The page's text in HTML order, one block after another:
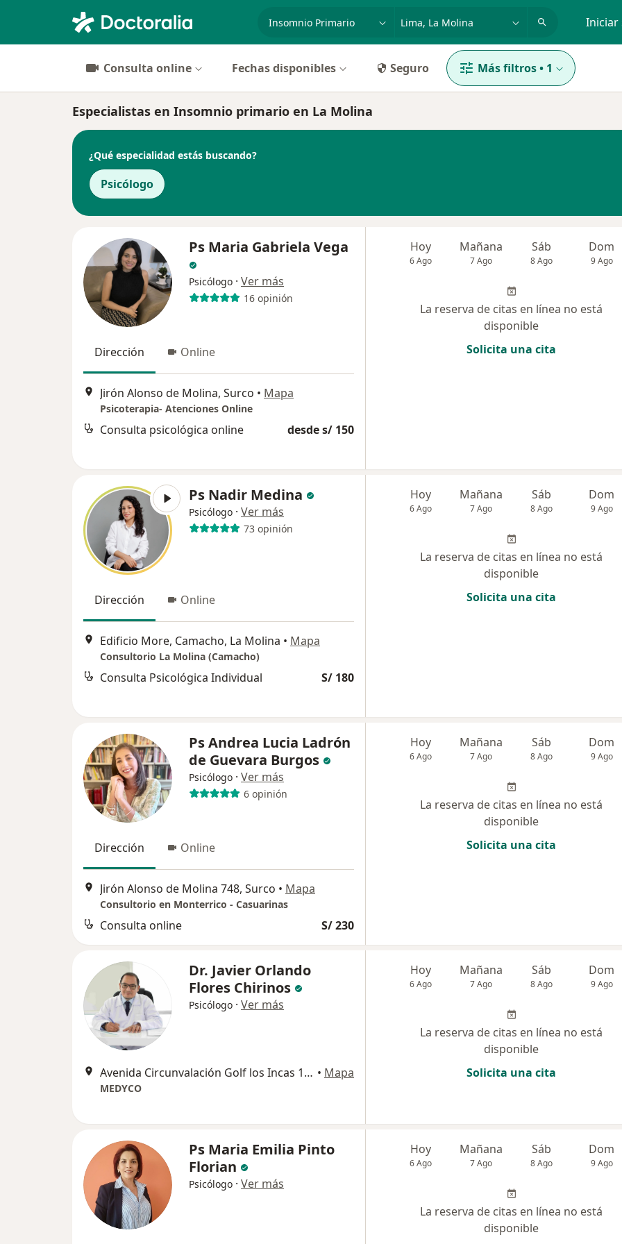
Iniciar
Consulta online Fechas disponibles Seguro Más filtros• 1
Especialistas en Insomnio primario en La Molina
¿Qué especialidad estás buscando?
Psicólogo
Ps Maria Gabriela Vega
Psicólogo · Ver más
16 opinión
Dirección Online
Jirón Alonso de Molina, Surco • Mapa
Psicoterapia- Atenciones Online
Consulta psicológica online desde s/ 150
Hoy
6 Ago
Mañana
7 Ago
Sáb
8 Ago
Dom
9 Ago
La reserva de citas en línea no está
disponible
Solicita una cita
Ps Nadir Medina
Psicólogo · Ver más
73 opinión
Dirección Online
Edificio More, Camacho, La Molina • Mapa
Consultorio La Molina (Camacho)
Consulta Psicológica Individual S/ 180
Hoy
6 Ago
Mañana
7 Ago
Sáb
8 Ago
Dom
9 Ago
La reserva de citas en línea no está
disponible
Solicita una cita
Ps Andrea Lucia Ladrón
de Guevara Burgos
Psicólogo · Ver más
6 opinión
Dirección Online
Jirón Alonso de Molina 748, Surco • Mapa
Consultorio en Monterrico - Casuarinas
Consulta online S/ 230
Hoy
6 Ago
Mañana
7 Ago
Sáb
8 Ago
Dom
9 Ago
La reserva de citas en línea no está
disponible
Solicita una cita
Dr. Javier Orlando
Flores Chirinos
Psicólogo · Ver más
Avenida Circunvalación Golf los Incas 170, Surco • Mapa
MEDYCO
Hoy
6 Ago
Mañana
7 Ago
Sáb
8 Ago
Dom
9 Ago
La reserva de citas en línea no está
disponible
Solicita una cita
Ps Maria Emilia Pinto
Florian
Psicólogo · Ver más
Hoy
6 Ago
Mañana
7 Ago
Sáb
8 Ago
Dom
9 Ago
La reserva de citas en línea no está
disponible